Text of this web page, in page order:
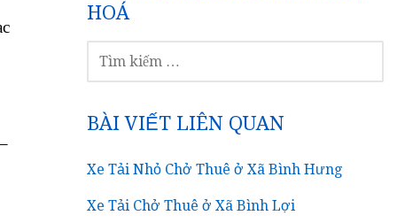
HOÁ
KIẾM
BÀI VIẾT LIÊN QUAN
Xe Tải Nhỏ Chở Thuê ở Xã Bình Hưng
Xe Tải Chở Thuê ở Xã Bình Lợi